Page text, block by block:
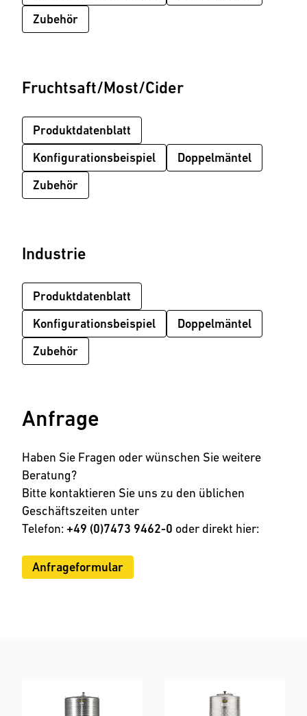
Zubehör
Fruchtsaft/Most/Cider
Produktdatenblatt
Konfigurationsbeispiel
Doppelmäntel
Zubehör
Industrie
Produktdatenblatt
Konfigurationsbeispiel
Doppelmäntel
Zubehör
Anfrage
Haben Sie Fragen oder wünschen Sie weitere
Beratung?
Bitte kontaktieren Sie uns zu den üblichen
Geschäftszeiten unter
Telefon: +49 (0)7473 9462-0 oder direkt hier:
Anfrageformular